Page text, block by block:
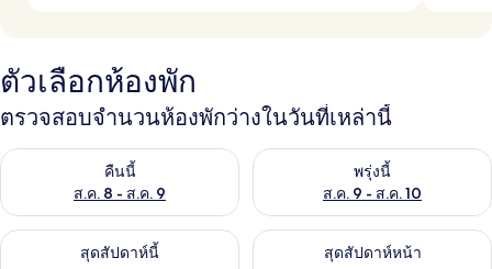
ตัวเลือกห้องพัก
ตรวจสอบจำนวนห้องพักว่างในวันที่เหล่านี้
คืนนี้
ส.ค. 8 - ส.ค. 9
ตรวจสอบจำนวนห้องพักว่างในคืนนี้ ส.ค. 8 - ส.ค. 9พรุ่งนี้
ส.ค. 9 - ส.ค. 10
ตรวจสอบจำนวนห้องพักว่างใน
สุดสัปดาห์นี้
ตรวจสอบจำนวนห้องพักว่างในสุดสัปดาห์นี้ ส.ค. 14 - ส.ค. 16
สุดสัปดาห์หน้า
ตรวจสอบจำนวนห้องพักว่างใน